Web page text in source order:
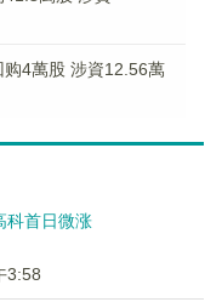
4萬股 涉資12.56萬
科首日微涨
3:58